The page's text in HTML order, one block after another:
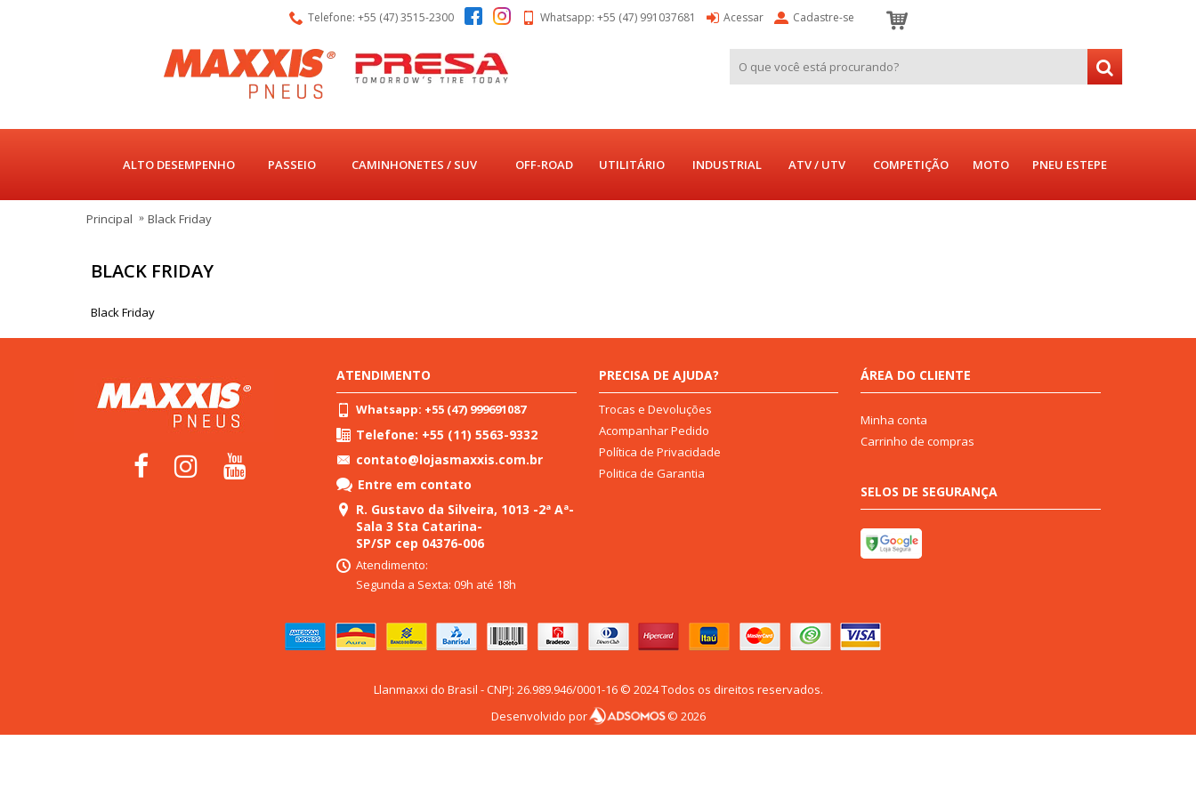
Telefone: +55 (47) 3515-2300 Whatsapp: +55 (47) 991037681 Acessar Cadastre-se
ALTO DESEMPENHO PASSEIO CAMINHONETES / SUV OFF-ROAD UTILITÁRIO INDUSTRIAL ATV / UTV COMPETIÇÃO MOTO PNEU ESTEPE
Principal Black Friday
BLACK FRIDAY
Black Friday
ATENDIMENTO
Whatsapp: +55 (47) 999691087
Telefone: +55 (11) 5563-9332
contato@lojasmaxxis.com.br
Entre em contato
R. Gustavo da Silveira, 1013 -2ª Aª-
Sala 3 Sta Catarina-
SP/SP cep 04376-006
Atendimento:
Segunda a Sexta: 09h até 18h
PRECISA DE AJUDA?
Trocas e Devoluções
Acompanhar Pedido
Política de Privacidade
Politica de Garantia
ÁREA DO CLIENTE
Minha conta
Carrinho de compras
SELOS DE SEGURANÇA
Llanmaxxi do Brasil - CNPJ: 26.989.946/0001-16 © 2024 Todos os direitos reservados.
Desenvolvido por
© 2026